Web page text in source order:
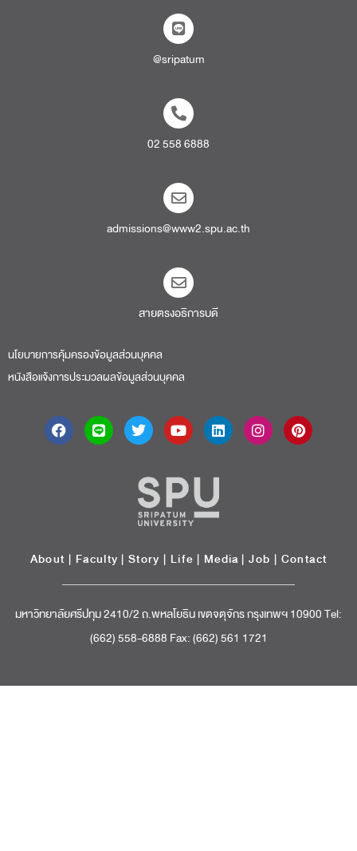
@sripatum
02 558 6888
admissions@www2.spu.ac.th
สายตรงอธิการบดี​
นโยบายการคุ้มครองข้อมูลส่วนบุคคล
หนังสือแจ้งการประมวลผลข้อมูลส่วนบุคคล
About | Faculty | Story | Life | Media |Job | Contact
มหาวิทยาลัยศรีปทุม 2410/2 ถ.พหลโยธิน เขตจตุจักร กรุงเทพฯ 10900 Tel:
(662) 558-6888 Fax: (662) 561 1721